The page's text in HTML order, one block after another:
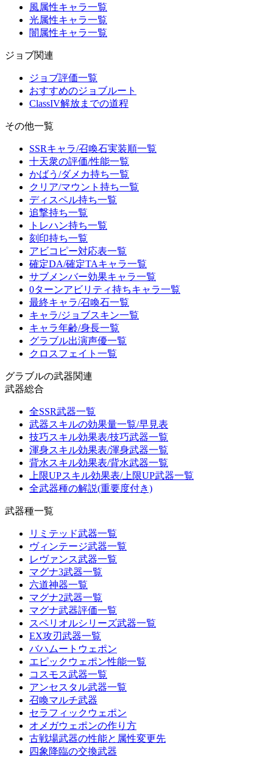
風属性キャラ一覧
光属性キャラ一覧
闇属性キャラ一覧
ジョブ関連
ジョブ評価一覧
おすすめのジョブルート
ClassIV解放までの道程
その他一覧
SSRキャラ/召喚石実装順一覧
十天衆の評価/性能一覧
かばう/ダメカ持ち一覧
クリア/マウント持ち一覧
ディスペル持ち一覧
追撃持ち一覧
トレハン持ち一覧
刻印持ち一覧
アビコピー対応表一覧
確定DA/確定TAキャラ一覧
サブメンバー効果キャラ一覧
0ターンアビリティ持ちキャラ一覧
最終キャラ/召喚石一覧
キャラ/ジョブスキン一覧
キャラ年齢/身長一覧
グラブル出演声優一覧
クロスフェイト一覧
グラブルの武器関連
武器総合
全SSR武器一覧
武器スキルの効果量一覧/早見表
技巧スキル効果表/技巧武器一覧
渾身スキル効果表/渾身武器一覧
背水スキル効果表/背水武器一覧
上限UPスキル効果表/上限UP武器一覧
全武器種の解説(重要度付き)
武器種一覧
リミテッド武器一覧
ヴィンテージ武器一覧
レヴァンス武器一覧
マグナ3武器一覧
六道神器一覧
マグナ2武器一覧
マグナ武器評価一覧
スペリオルシリーズ武器一覧
EX攻刃武器一覧
バハムートウェポン
エピックウェポン性能一覧
コスモス武器一覧
アンセスタル武器一覧
召喚マルチ武器
セラフィックウェポン
オメガウェポンの作り方
古戦場武器の性能と属性変更先
四象降臨の交換武器